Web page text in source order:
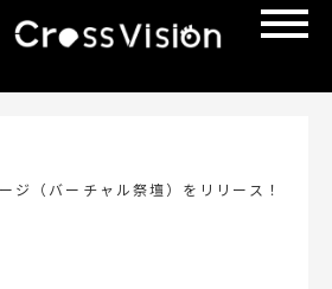
ジ（バーチャル祭壇）をリリース！